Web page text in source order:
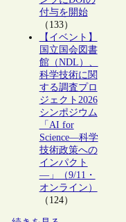
付与を開始
（133）
【イベント】
国立国会図書
館（NDL）、
科学技術に関
する調査プロ
ジェクト2026
シンポジウム
「AI for
Science―科学
技術政策への
インパクト
―」（9/11・
オンライン）
（124）